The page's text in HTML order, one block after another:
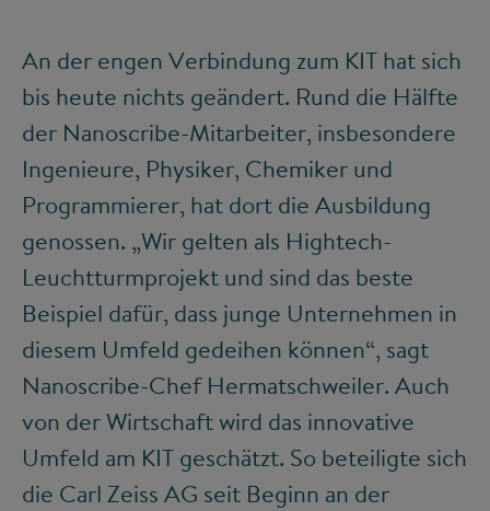
An der engen Verbindung zum KIT hat sich
bis heute nichts geändert. Rund die Hälfte
der Nanoscribe-Mitarbeiter, insbesondere
Ingenieure, Physiker, Chemiker und
Programmierer, hat dort die Ausbildung
genossen. „Wir gelten als Hightech-
Leuchtturmprojekt und sind das beste
Beispiel dafür, dass junge Unternehmen in
diesem Umfeld gedeihen können“, sagt
Nanoscribe-Chef Hermatschweiler. Auch
von der Wirtschaft wird das innovative
Umfeld am KIT geschätzt. So beteiligte sich
die Carl Zeiss AG seit Beginn an der